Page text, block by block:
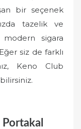
bir seçenek
tazelik ve
sigara
siz de farklı
Keno Club